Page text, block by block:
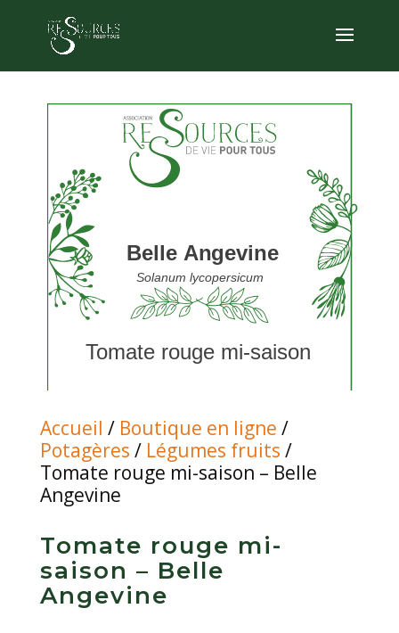
Accueil / Boutique en ligne /
Potagères / Légumes fruits /
Tomate rouge mi-saison – Belle
Angevine
Tomate rouge mi-
saison – Belle
Angevine